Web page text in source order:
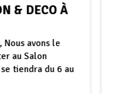
& DECO À
Nous avons le
au Salon
tiendra du 6 au